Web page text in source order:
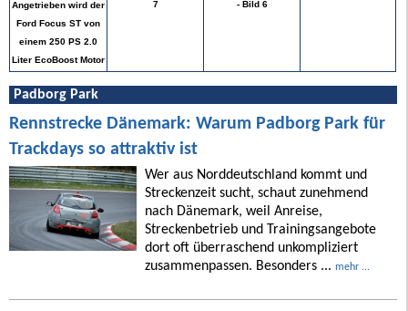
Angetrieben wird der
Ford Focus ST von
einem 250 PS 2.0
Liter EcoBoost Motor
7
- Bild 6
Padborg Park
Rennstrecke Dänemark: Warum Padborg Park für
Trackdays so attraktiv ist
Wer aus Norddeutschland kommt und
Streckenzeit sucht, schaut zunehmend
nach Dänemark, weil Anreise,
Streckenbetrieb und Trainingsangebote
dort oft überraschend unkompliziert
zusammenpassen. Besonders ... mehr ...